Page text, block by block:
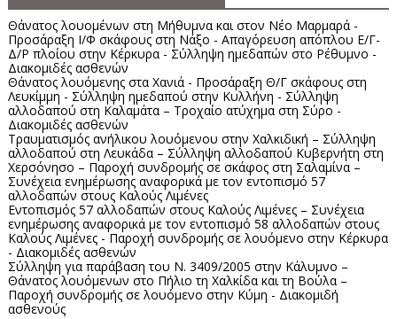
Θάνατος λουομένων στη Μήθυμνα και στον Νέο Μαρμαρά -
Προσάραξη Ι/Φ σκάφους στη Νάξο - Απαγόρευση απόπλου Ε/Γ-
Δ/Ρ πλοίου στην Κέρκυρα - Σύλληψη ημεδαπών στο Ρέθυμνο -
Διακομιδές ασθενών
Θάνατος λουόμενης στα Χανιά - Προσάραξη Θ/Γ σκάφους στη
Λευκίμμη - Σύλληψη ημεδαπού στην Κυλλήνη - Σύλληψη
αλλοδαπού στη Καλαμάτα – Τροχαίο ατύχημα στη Σύρο -
Διακομιδές ασθενών
Τραυματισμός ανήλικου λουόμενου στην Χαλκιδική – Σύλληψη
αλλοδαπού στη Λευκάδα – Σύλληψη αλλοδαπού Κυβερνήτη στη
Χερσόνησο – Παροχή συνδρομής σε σκάφος στη Σαλαμίνα –
Συνέχεια ενημέρωσης αναφορικά με τον εντοπισμό 57
αλλοδαπών στους Καλούς Λιμένες
Εντοπισμός 57 αλλοδαπών στους Καλούς Λιμένες – Συνέχεια
ενημέρωσης αναφορικά με τον εντοπισμό 58 αλλοδαπών στους
Καλούς Λιμένες - Παροχή συνδρομής σε λουόμενο στην Κέρκυρα
- Διακομιδές ασθενών
Σύλληψη για παράβαση του Ν. 3409/2005 στην Κάλυμνο –
Θάνατος λουόμενων στο Πήλιο τη Χαλκίδα και τη Βούλα –
Παροχή συνδρομής σε λουόμενο στην Κύμη - Διακομιδή
ασθενούς